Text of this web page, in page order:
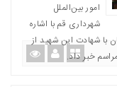
امور بین‌الملل
شهرداری قم با اشاره
با شهادت این شهید از
خبر داد.